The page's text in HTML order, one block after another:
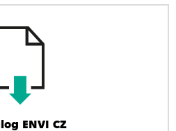
ENVI CZ